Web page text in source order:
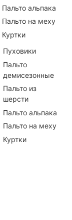
Пальто альпака
Пальто на меху
Куртки
Пуховики
Пальто
демисезонные
Пальто из
шерсти
Пальто альпака
Пальто на меху
Куртки